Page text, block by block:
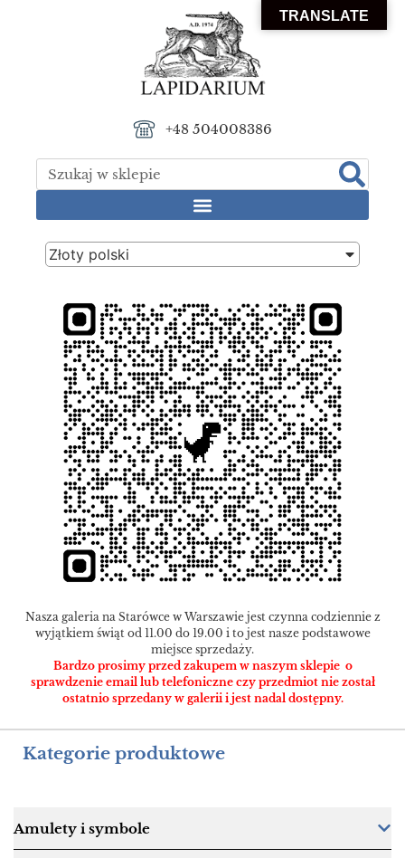
+48 504008386
Złoty polski
Nasza galeria na Starówce w Warszawie jest czynna codziennie z
wyjątkiem świąt od 11.00 do 19.00 i to jest nasze podstawowe
miejsce sprzedaży.
Bardzo prosimy przed zakupem w naszym sklepie o
sprawdzenie email lub telefoniczne czy przedmiot nie został
ostatnio sprzedany w galerii i jest nadal dostępny.
Kategorie produktowe
Amulety i symbole
TRANSLATE